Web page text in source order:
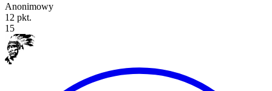
Anonimowy
12 pkt.
15